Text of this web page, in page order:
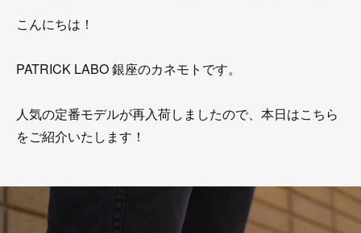
こんにちは！
PATRICK LABO 銀座のカネモトです。
人気の定番モデルが再入荷しましたので、本日はこちら
をご紹介いたします！